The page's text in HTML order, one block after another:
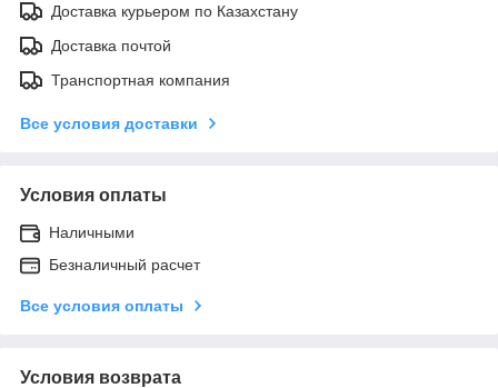
Доставка курьером по Казахстану
Доставка почтой
Транспортная компания
Все условия доставки
Условия оплаты
Наличными
Безналичный расчет
Все условия оплаты
Условия возврата